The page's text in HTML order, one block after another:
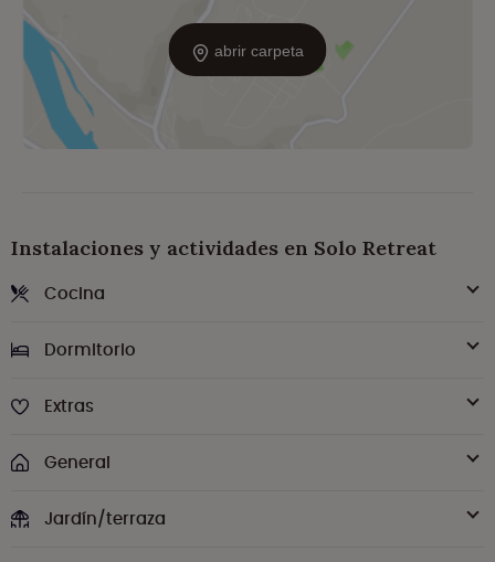
abrir carpeta
Instalaciones y actividades en Solo Retreat
Cocina
Dormitorio
Extras
General
Jardín/terraza